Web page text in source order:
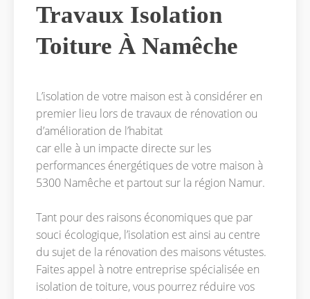
Travaux Isolation
Toiture À Namêche
L’isolation de votre maison est à considérer en
premier lieu lors de travaux de rénovation ou
d’amélioration de l’habitat
car elle à un impacte directe sur les
performances énergétiques de votre maison à
5300 Namêche et partout sur la région Namur.
Tant pour des raisons économiques que par
souci écologique, l’isolation est ainsi au centre
du sujet de la rénovation des maisons vétustes.
Faites appel à notre entreprise spécialisée en
isolation de toiture, vous pourrez réduire vos